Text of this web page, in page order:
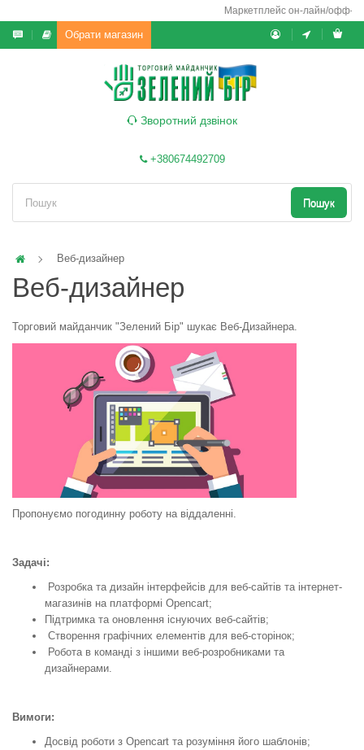
Маркетплейс он-лайн/офф-
Обрати магазин
Зворотний дзвінок
+380674492709
Пошук
Веб-дизайнер
Веб-дизайнер
Торговий майданчик "Зелений Бір" шукає Веб-Дизайнера.
Пропонуємо погодинну роботу на віддаленні.
Задачі:
Розробка та дизайн інтерфейсів для веб-сайтів та інтернет-
магазинів на платформі Opencart;
Підтримка та оновлення існуючих веб-сайтів;
Створення графічних елементів для веб-сторінок;
Робота в команді з іншими веб-розробниками та
дизайнерами.
Вимоги:
Досвід роботи з Opencart та розуміння його шаблонів;